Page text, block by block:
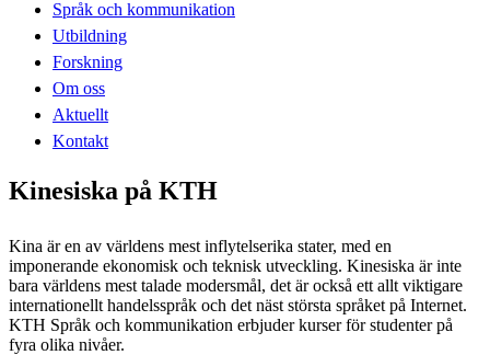
Språk och kommunikation
Utbildning
Forskning
Om oss
Aktuellt
Kontakt
Kinesiska på KTH
Kina är en av världens mest inflytelserika stater, med en
imponerande ekonomisk och teknisk utveckling. Kinesiska är inte
bara världens mest talade modersmål, det är också ett allt viktigare
internationellt handelsspråk och det näst största språket på Internet.
KTH Språk och kommunikation erbjuder kurser för studenter på
fyra olika nivåer.